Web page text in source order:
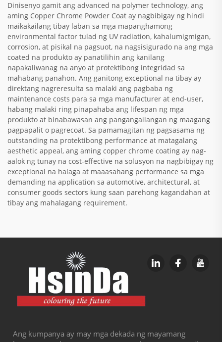
Dinisenyo gamit ang advanced na polymer technology, ang
aming Copper Chrome Powder Coat ay nagbibigay ng hindi
maikakailang tibay laban sa mga mapanghamong
environmental factor tulad ng UV radiation, kahalumigmigan,
corrosion, at pisikal na pagsuot, na nagsisigurado na ang mga
coated na produkto ay panatilihin ang kanilang
napakaliwanag na anyo at protektibong integridad sa
mahabang panahon. Ang ganitong exceptional na tibay ay
direktang nagreresulta sa malaki ang pagbaba ng
maintenance costs para sa mga manufacturer at end-user,
habang malaki ring pinapahaba ang lifespan ng mga
produkto at binabawasan ang pangangailangan ng maagang
pagpapalit o pagrecoat. Sa pamamagitan ng pagsasama ng
outstanding na protektibong performance at matagalang
aesthetic appeal, ang aming copper chrome coating ay nag-
aalok ng tunay na cost-effective na solusyon na nagbibigay ng
exceptional na halaga at maaasahang performance sa mga
demanding na application sa automotive, architectural, at
consumer goods sectors kung saan parehong kagandahan at
tibay ang mahalagang requirement.
Ang kumpanya ay may mga dekada ng mayamang